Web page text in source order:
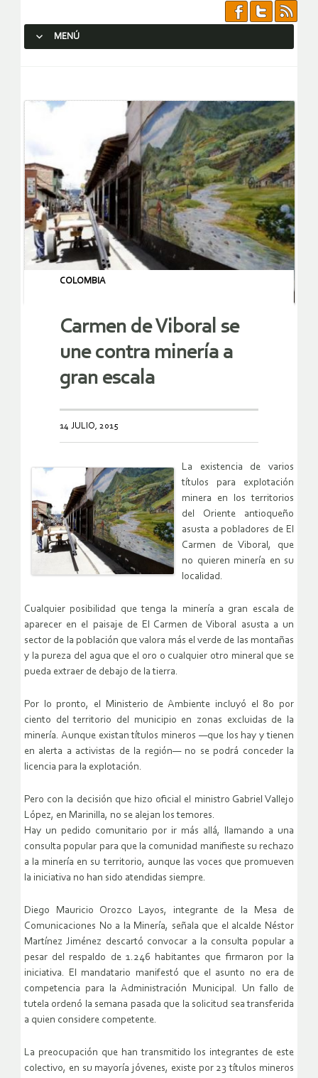
MENÚ
COLOMBIA
Carmen de Viboral se
une contra minería a
gran escala
14 JULIO, 2015
La existencia de varios
títulos para explotación
minera en los territorios
del Oriente antioqueño
asusta a pobladores de El
Carmen de Viboral, que
no quieren minería en su
localidad.
Cualquier posibilidad que tenga la minería a gran escala de
aparecer en el paisaje de El Carmen de Viboral asusta a un
sector de la población que valora más el verde de las montañas
y la pureza del agua que el oro o cualquier otro mineral que se
pueda extraer de debajo de la tierra.
Por lo pronto, el Ministerio de Ambiente incluyó el 80 por
ciento del territorio del municipio en zonas excluidas de la
minería. Aunque existan títulos mineros —que los hay y tienen
en alerta a activistas de la región— no se podrá conceder la
licencia para la explotación.
Pero con la decisión que hizo oficial el ministro Gabriel Vallejo
López, en Marinilla, no se alejan los temores.
Hay un pedido comunitario por ir más allá, llamando a una
consulta popular para que la comunidad manifieste su rechazo
a la minería en su territorio, aunque las voces que promueven
la iniciativa no han sido atendidas siempre.
Diego Mauricio Orozco Layos, integrante de la Mesa de
Comunicaciones No a la Minería, señala que el alcalde Néstor
Martínez Jiménez descartó convocar a la consulta popular a
pesar del respaldo de 1.246 habitantes que firmaron por la
iniciativa. El mandatario manifestó que el asunto no era de
competencia para la Administración Municipal. Un fallo de
tutela ordenó la semana pasada que la solicitud sea transferida
a quien considere competente.
La preocupación que han transmitido los integrantes de este
colectivo, en su mayoría jóvenes, existe por 23 títulos mineros